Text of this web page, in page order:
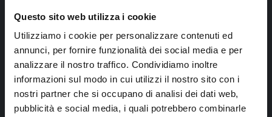
Questo sito web utilizza i cookie
Utilizziamo i cookie per personalizzare contenuti ed
annunci, per fornire funzionalità dei social media e per
analizzare il nostro traffico. Condividiamo inoltre
informazioni sul modo in cui utilizzi il nostro sito con i
nostri partner che si occupano di analisi dei dati web,
pubblicità e social media, i quali potrebbero combinarle